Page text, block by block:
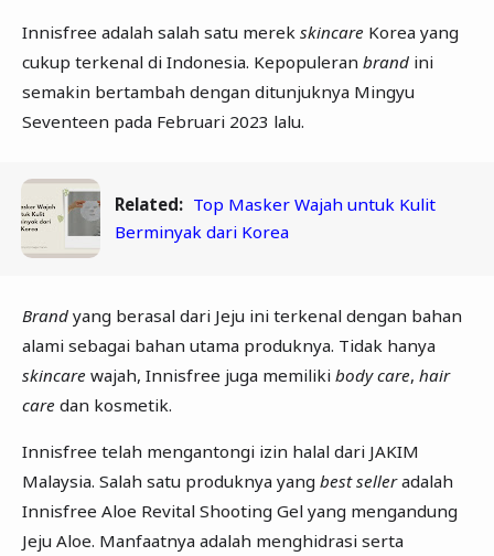
Innisfree adalah salah satu merek skincare Korea yang
cukup terkenal di Indonesia. Kepopuleran brandini
semakin bertambah dengan ditunjuknya Mingyu
Seventeen pada Februari 2023 lalu.
Related: Top Masker Wajah untuk Kulit
Berminyak dari Korea
Brandyang berasal dari Jeju ini terkenal dengan bahan
alami sebagai bahan utama produknya. Tidak hanya
skincare wajah, Innisfree juga memiliki body care, hair
care dan kosmetik.
Innisfree telah mengantongi izin halal dari JAKIM
Malaysia. Salah satu produknya yang best selleradalah
Innisfree Aloe Revital Shooting Gel yang mengandung
Jeju Aloe. Manfaatnya adalah menghidrasi serta